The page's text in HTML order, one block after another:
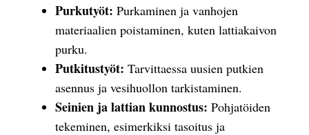
Purkutyöt: Purkaminen ja vanhojen
materiaalien poistaminen, kuten lattiakaivon
purku.
Putkitustyöt: Tarvittaessa uusien putkien
asennus ja vesihuollon tarkistaminen.
Seinien ja lattian kunnostus: Pohjatöiden
tekeminen, esimerkiksi tasoitus ja